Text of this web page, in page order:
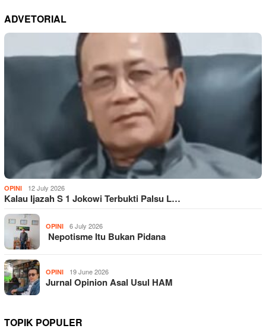
ADVETORIAL
OPINI 12 July 2026
Kalau Ijazah S 1 Jokowi Terbukti Palsu L…
OPINI 6 July 2026
Nepotisme Itu Bukan Pidana
OPINI 19 June 2026
Jurnal Opinion Asal Usul HAM
TOPIK POPULER